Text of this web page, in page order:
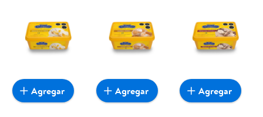
Agregar Agregar Agregar